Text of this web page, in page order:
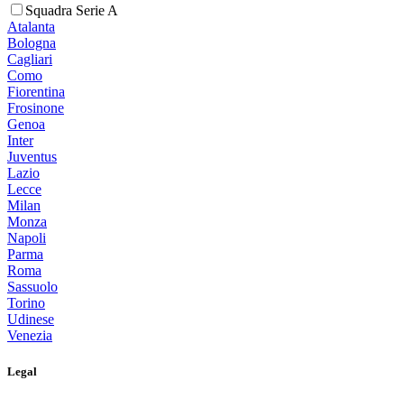
Squadra Serie A
Atalanta
Bologna
Cagliari
Como
Fiorentina
Frosinone
Genoa
Inter
Juventus
Lazio
Lecce
Milan
Monza
Napoli
Parma
Roma
Sassuolo
Torino
Udinese
Venezia
Legal